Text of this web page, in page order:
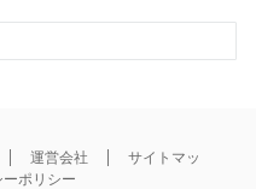
運営会社
サイトマッ
ポリシー